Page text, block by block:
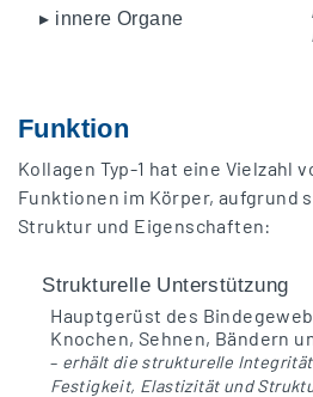
▸ innere Organe
Funktion
Kollagen Typ-1 hat eine Vielzahl
Funktionen im Körper, aufgrund
Struktur und Eigenschaften:
Strukturelle Unterstützung
Hauptgerüst des
Knochen, Sehnen, Bändern
– erhält die strukturelle
Festigkeit, Elastizität und